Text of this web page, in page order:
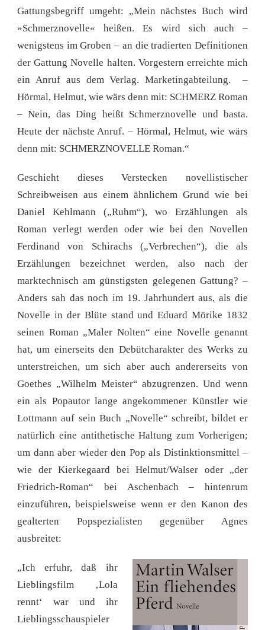
Gattungsbegriff umgeht: „Mein nächstes Buch wird
»Schmerznovelle« heißen. Es wird sich auch –
wenigstens im Groben – an die tradierten Definitionen
der Gattung Novelle halten. Vorgestern erreichte mich
ein Anruf aus dem Verlag. Marketingabteilung. –
Hörmal, Helmut, wie wärs denn mit: SCHMERZ Roman
– Nein, das Ding heißt Schmerznovelle und basta.
Heute der nächste Anruf. – Hörmal, Helmut, wie wärs
denn mit: SCHMERZNOVELLE Roman.“
Geschieht dieses Verstecken novellistischer
Schreibweisen aus einem ähnlichem Grund wie bei
Daniel Kehlmann („Ruhm“), wo Erzählungen als
Roman verlegt werden oder wie bei den Novellen
Ferdinand von Schirachs („Verbrechen“), die als
Erzählungen bezeichnet werden, also nach der
marktechnisch am günstigsten gelegenen Gattung? –
Anders sah das noch im 19. Jahrhundert aus, als die
Novelle in der Blüte stand und Eduard Mörike 1832
seinen Roman „Maler Nolten“ eine Novelle genannt
hat, um einerseits den Debütcharakter des Werks zu
unterstreichen, um sich aber auch andererseits von
Goethes „Wilhelm Meister“ abzugrenzen. Und wenn
ein als Popautor lange angekommener Künstler wie
Lottmann auf sein Buch „Novelle“ schreibt, bildet er
natürlich eine antithetische Haltung zum Vorherigen;
um dann aber wieder den Pop als Distinktionsmittel –
wie der Kierkegaard bei Helmut/Walser oder „der
Friedrich-Roman“ bei Aschenbach – hintenrum
einzuführen, beispielsweise wenn er den Kanon des
gealterten Popspezialisten gegenüber Agnes
ausbreitet:
„Ich erfuhr, daß ihr
Lieblingsfilm ‚Lola
rennt‘ war und ihr
Lieblingsschauspieler